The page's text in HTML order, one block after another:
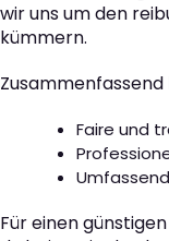
wir uns um den
kümmern.
Faire und
Für einen